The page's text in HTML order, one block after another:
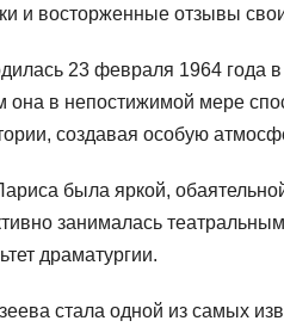
и восторженные отзывы
23 февраля 1964
она в непостижимой мере
создавая особую
была яркой,
занималась
драматургии.
стала одной из самых